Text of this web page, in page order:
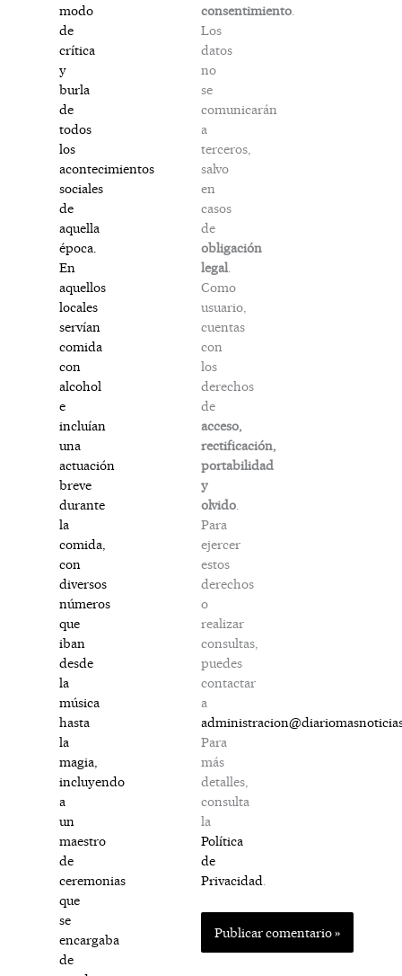
modo
de
crítica
y
burla
de
todos
los
acontecimientos
sociales
de
aquella
época.
En
aquellos
locales
servían
comida
con
alcohol
e
incluían
una
actuación
breve
durante
la
comida,
con
diversos
números
que
iban
desde
la
música
hasta
la
magia,
incluyendo
a
un
maestro
de
ceremonias
que
se
encargaba
de
consentimiento.
Los
datos
no
se
comunicarán
a
terceros,
salvo
en
casos
de
obligación
legal.
Como
usuario,
cuentas
con
los
derechos
de
acceso,
rectificación,
portabilidad
y
olvido.
Para
ejercer
estos
derechos
o
realizar
consultas,
puedes
contactar
a
Para
más
detalles,
consulta
la
Política
de
Privacidad